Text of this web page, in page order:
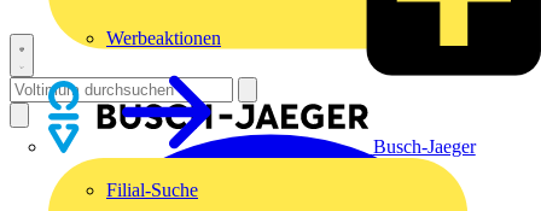
Busch-Jaeger
Werbeaktionen
Filial-Suche